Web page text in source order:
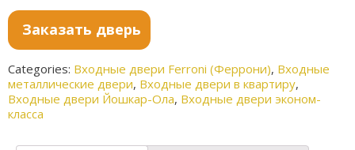
Заказать дверь
Categories: Входные двери Ferroni (Феррони), Входные
металлические двери, Входные двери в квартиру,
Входные двери Йошкар-Ола, Входные двери эконом-
класса